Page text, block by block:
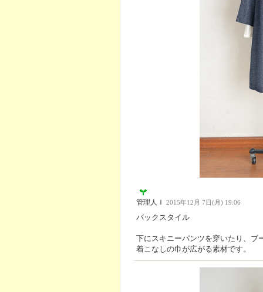
管理人Ｉ 2015年12月 7日(月) 19:06
バックスタイル
下にスキニーパンツを穿いたり、ブ
着こなしの巾が広がる素材です。